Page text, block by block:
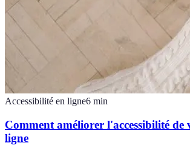
Accessibilité en ligne6 min
Comment améliorer l'accessibilité de
ligne